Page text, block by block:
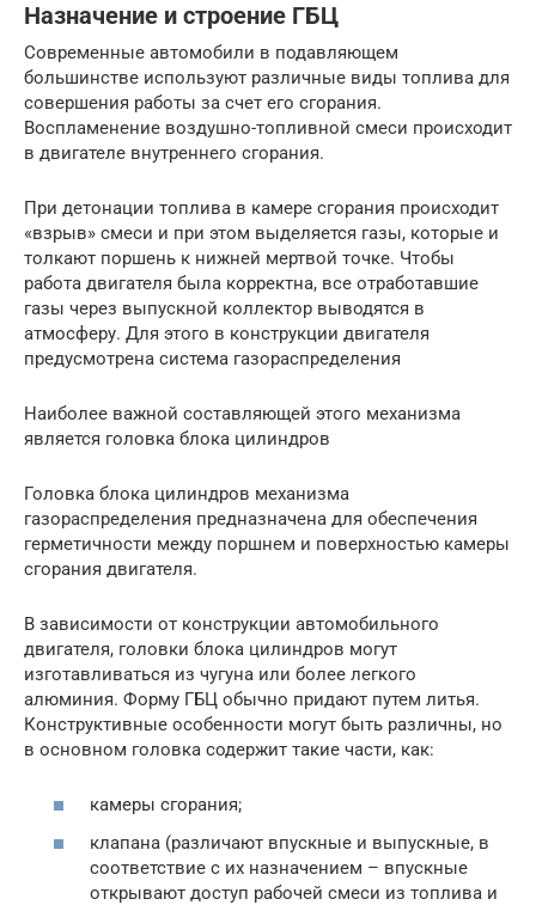
Назначение и строение ГБЦ
Современные автомобили в подавляющем
большинстве используют различные виды топлива для
совершения работы за счет его сгорания.
Воспламенение воздушно-топливной смеси происходит
в двигателе внутреннего сгорания.
При детонации топлива в камере сгорания происходит
«взрыв» смеси и при этом выделяется газы, которые и
толкают поршень к нижней мертвой точке. Чтобы
работа двигателя была корректна, все отработавшие
газы через выпускной коллектор выводятся в
атмосферу. Для этого в конструкции двигателя
предусмотрена система газораспределения
Наиболее важной составляющей этого механизма
является головка блока цилиндров
Головка блока цилиндров механизма
газораспределения предназначена для обеспечения
герметичности между поршнем и поверхностью камеры
сгорания двигателя.
В зависимости от конструкции автомобильного
двигателя, головки блока цилиндров могут
изготавливаться из чугуна или более легкого
алюминия. Форму ГБЦ обычно придают путем литья.
Конструктивные особенности могут быть различны, но
в основном головка содержит такие части, как:
камеры сгорания;
клапана (различают впускные и выпускные, в
соответствие с их назначением – впускные
открывают доступ рабочей смеси из топлива и